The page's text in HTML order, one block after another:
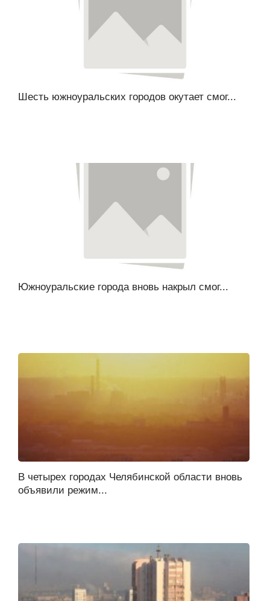
Шесть южноуральских городов окутает смог...
Южноуральские города вновь накрыл смог...
В четырех городах Челябинской области вновь
объявили режим...